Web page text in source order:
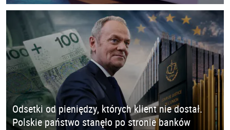
Odsetki od pieniędzy, których klient nie dostał.
Polskie państwo stanęło po stronie banków